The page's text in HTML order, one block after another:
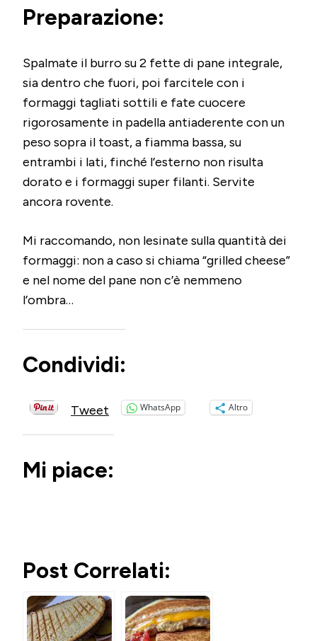
Preparazione:
Spalmate il burro su 2 fette di pane integrale,
sia dentro che fuori, poi farcitele con i
formaggi tagliati sottili e fate cuocere
rigorosamente in padella antiaderente con un
peso sopra il toast, a fiamma bassa, su
entrambi i lati, finché l’esterno non risulta
dorato e i formaggi super filanti. Servite
ancora rovente.
Mi raccomando, non lesinate sulla quantità dei
formaggi: non a caso si chiama “grilled cheese”
e nel nome del pane non c’è nemmeno
l’ombra…
Condividi:
Tweet WhatsApp Altro
Mi piace:
Post Correlati: